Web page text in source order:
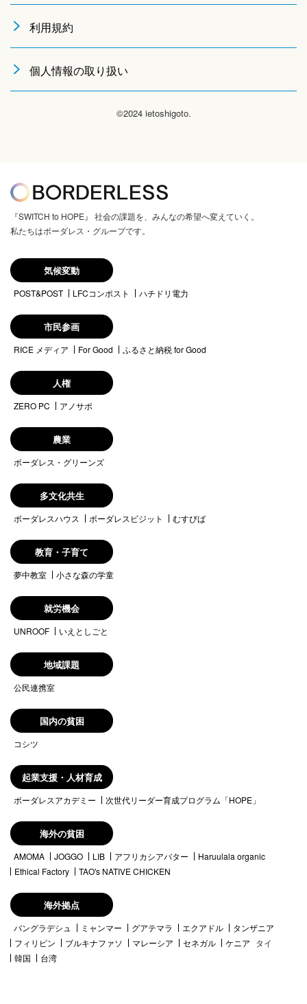
利用規約
個人情報の取り扱い
©2024 ietoshigoto.
『SWITCH to HOPE』 社会の課題を、みんなの希望へ変えていく。
私たちはボーダレス・グループです。
気候変動
POST&POST LFCコンポスト ハチドリ電力
市民参画
RICE メディア For Good ふるさと納税 for Good
人権
ZERO PC アノサポ
農業
ボーダレス・グリーンズ
多文化共生
ボーダレスハウス ボーダレスビジット むすびば
教育・子育て
夢中教室 小さな森の学童
就労機会
UNROOF いえとしごと
地域課題
公民連携室
国内の貧困
コシツ
起業支援・人材育成
ボーダレスアカデミー 次世代リーダー育成プログラム「HOPE」
海外の貧困
AMOMA JOGGO LIB アフリカシアバター
Haruulala organic
Ethical Factory
TAO's NATIVE CHICKEN
海外拠点
バングラデシュ ミャンマー グアテマラ エクアドル
タンザニア
フィリピン
ブルキナファソ マレーシア セネガル ケニア タイ
韓国
台湾